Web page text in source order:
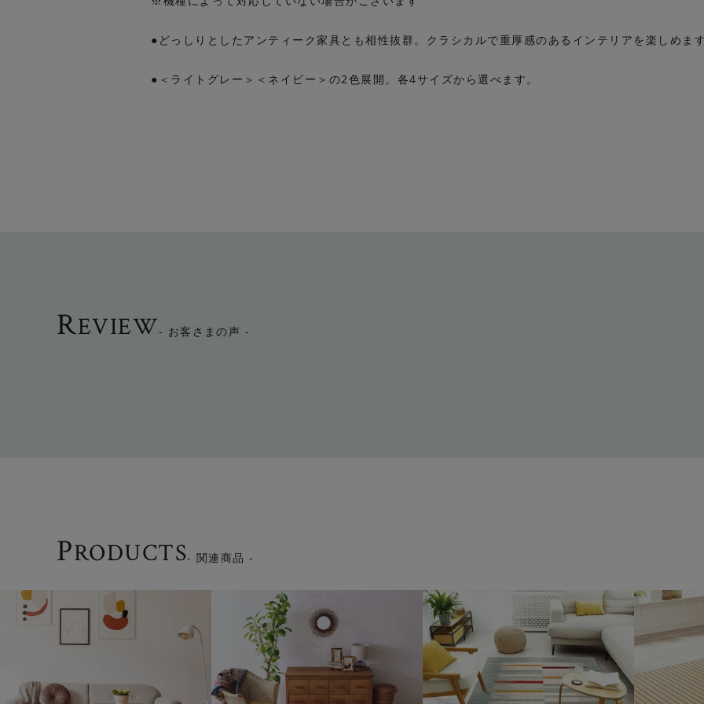
●どっしりとしたアンティーク家具とも相性抜群。クラシカルで重厚感のあるインテリアを楽しめま
●＜ライトグレー＞＜ネイビー＞の2色展開。各4サイズから選べます。
REVIEW- お客さまの声 -
PRODUCTS- 関連商品 -